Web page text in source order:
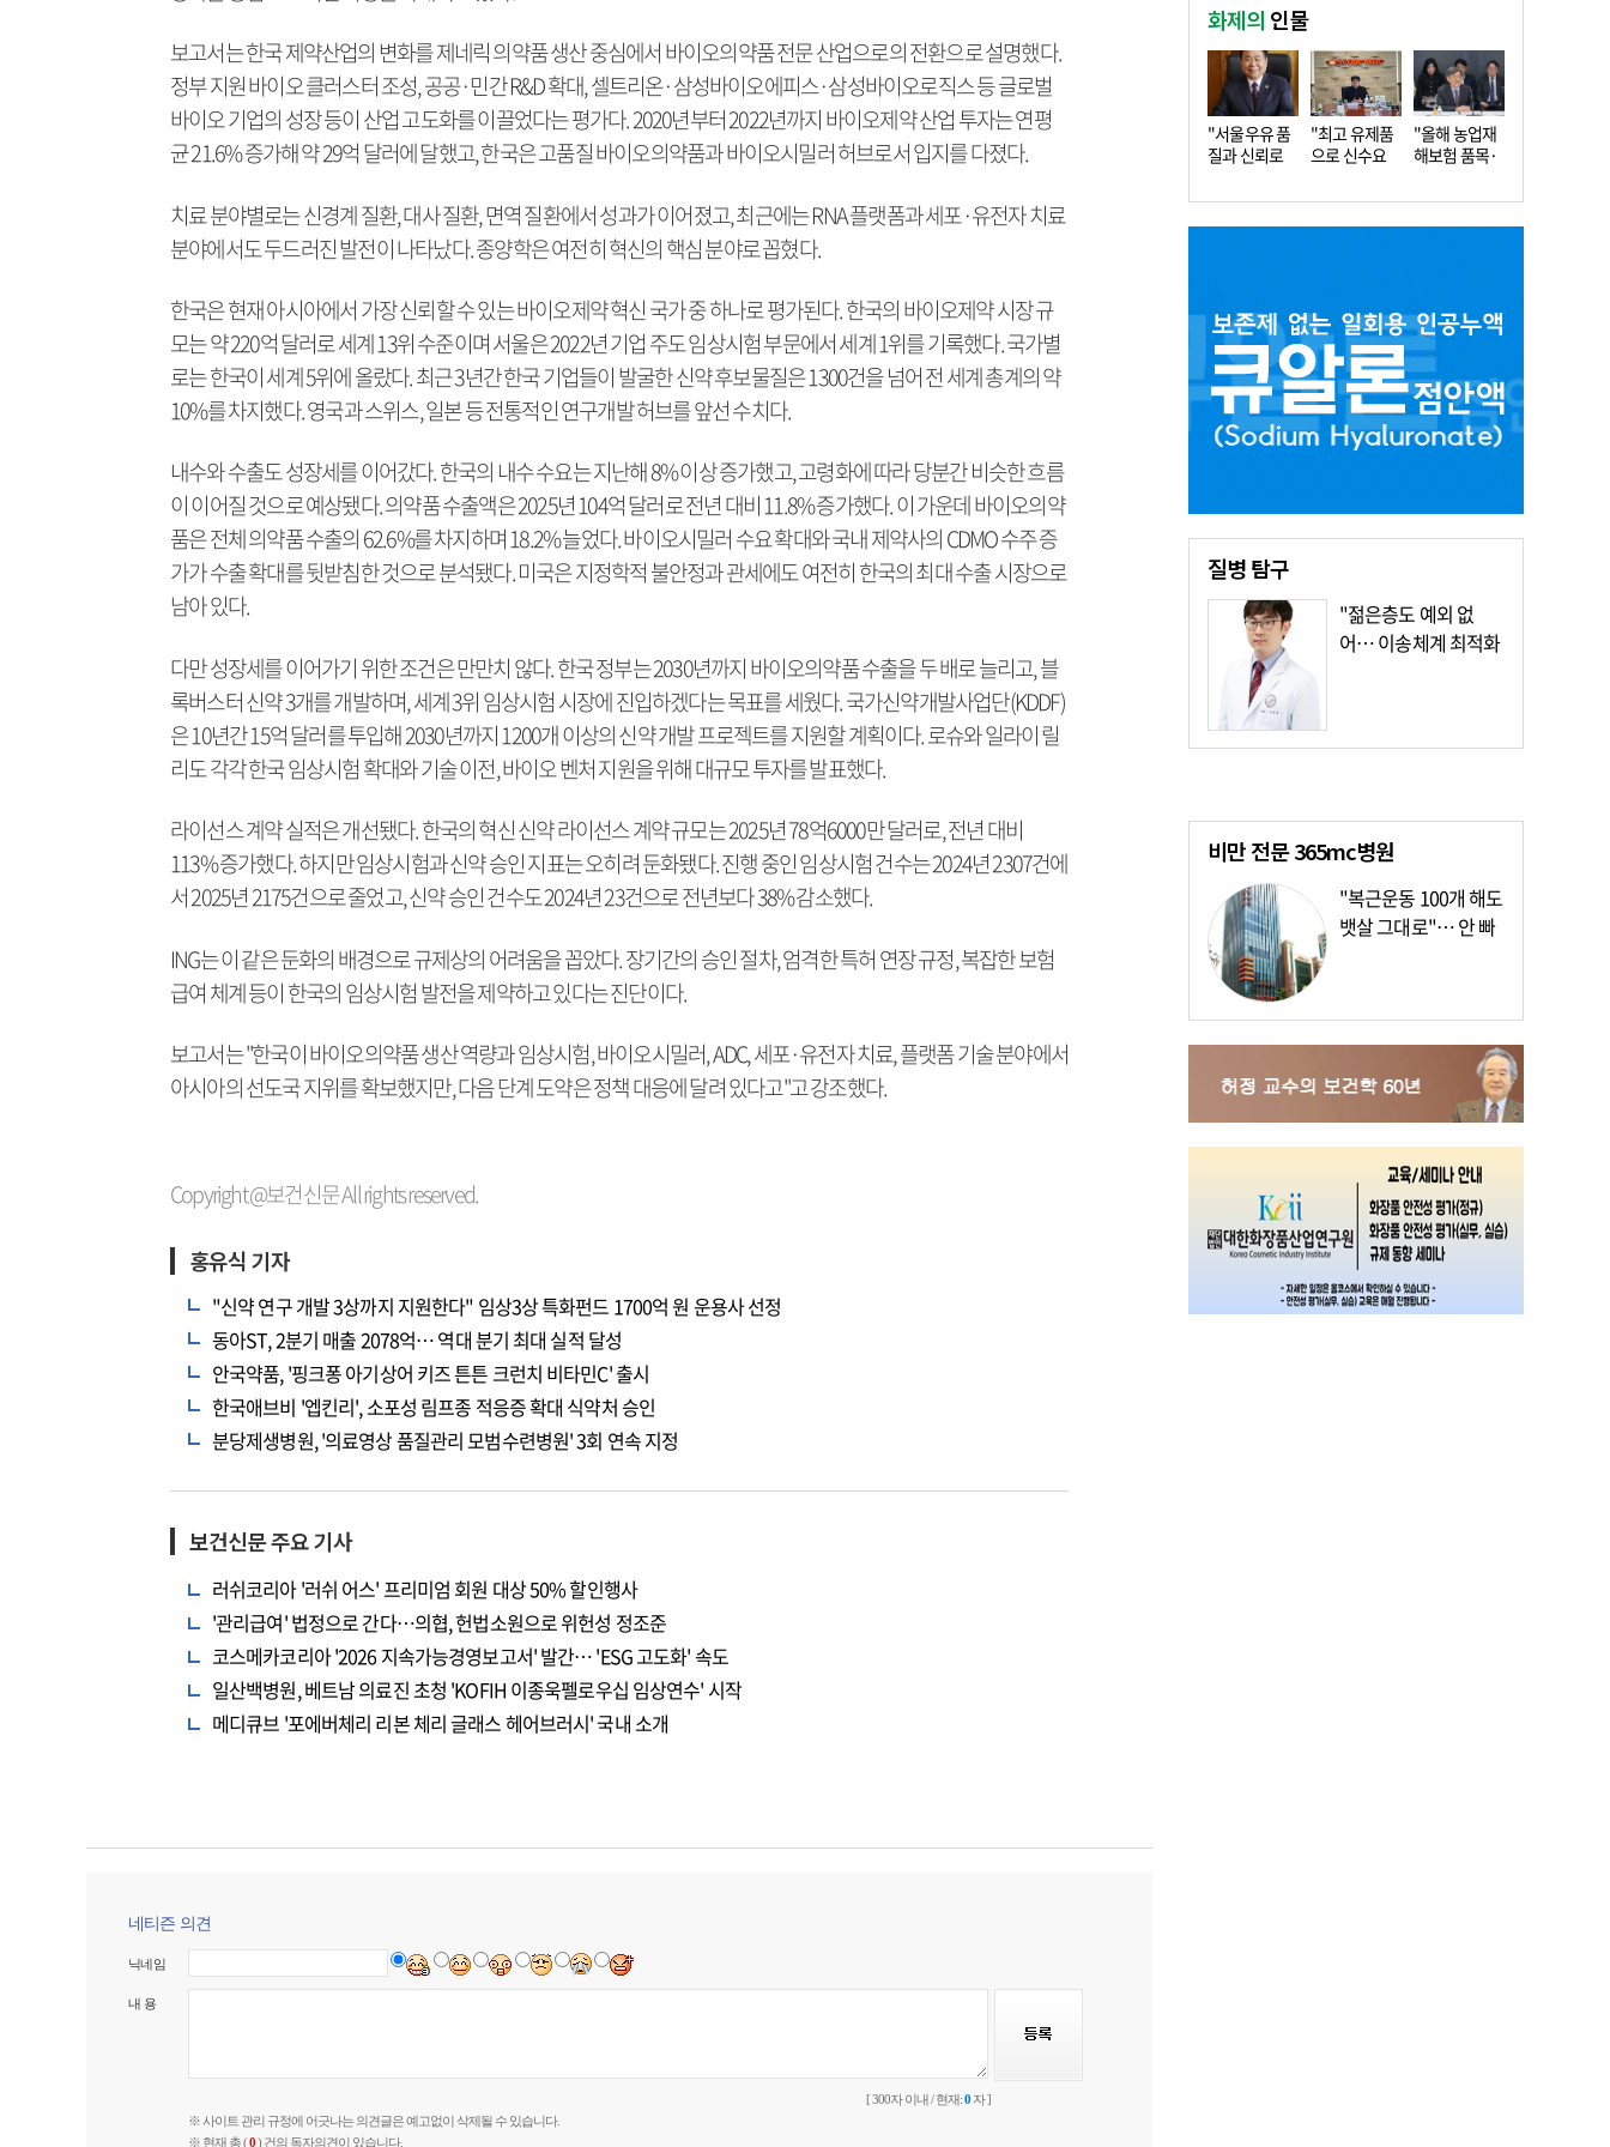
보고서는 한국 제약산업의 변화를 제네릭 의약품 생산 중심에서 바이오의약품 전문 산업으로의 전환으로 설명했다.
정부 지원 바이오 클러스터 조성, 공공·민간 R&D 확대, 셀트리온·삼성바이오에피스·삼성바이오로직스 등 글로벌
바이오 기업의 성장 등이 산업 고도화를 이끌었다는 평가다. 2020년부터 2022년까지 바이오제약 산업 투자는 연평
균 21.6% 증가해 약 29억 달러에 달했고, 한국은 고품질 바이오의약품과 바이오시밀러 허브로서 입지를 다졌다.
치료 분야별로는 신경계 질환, 대사 질환, 면역 질환에서 성과가 이어졌고, 최근에는 RNA 플랫폼과 세포·유전자 치료
분야에서도 두드러진 발전이 나타났다. 종양학은 여전히 혁신의 핵심 분야로 꼽혔다.
한국은 현재 아시아에서 가장 신뢰할 수 있는 바이오제약 혁신 국가 중 하나로 평가된다. 한국의 바이오제약 시장 규
모는 약 220억 달러로 세계 13위 수준이며 서울은 2022년 기업 주도 임상시험 부문에서 세계 1위를 기록했다. 국가별
로는 한국이 세계 5위에 올랐다. 최근 3년간 한국 기업들이 발굴한 신약 후보물질은 1300건을 넘어 전 세계 총계의 약
10%를 차지했다. 영국과 스위스, 일본 등 전통적인 연구개발 허브를 앞선 수치다.
내수와 수출도 성장세를 이어갔다. 한국의 내수 수요는 지난해 8% 이상 증가했고, 고령화에 따라 당분간 비슷한 흐름
이 이어질 것으로 예상됐다. 의약품 수출액은 2025년 104억 달러로 전년 대비 11.8% 증가했다. 이 가운데 바이오의약
품은 전체 의약품 수출의 62.6%를 차지하며 18.2% 늘었다. 바이오시밀러 수요 확대와 국내 제약사의 CDMO 수주 증
가가 수출 확대를 뒷받침한 것으로 분석됐다. 미국은 지정학적 불안정과 관세에도 여전히 한국의 최대 수출 시장으로
남아 있다.
다만 성장세를 이어가기 위한 조건은 만만치 않다. 한국 정부는 2030년까지 바이오의약품 수출을 두 배로 늘리고, 블
록버스터 신약 3개를 개발하며, 세계 3위 임상시험 시장에 진입하겠다는 목표를 세웠다. 국가신약개발사업단(KDDF)
은 10년간 15억 달러를 투입해 2030년까지 1200개 이상의 신약 개발 프로젝트를 지원할 계획이다. 로슈와 일라이 릴
리도 각각 한국 임상시험 확대와 기술 이전, 바이오 벤처 지원을 위해 대규모 투자를 발표했다.
라이선스 계약 실적은 개선됐다. 한국의 혁신 신약 라이선스 계약 규모는 2025년 78억6000만 달러로, 전년 대비
113% 증가했다. 하지만 임상시험과 신약 승인 지표는 오히려 둔화됐다. 진행 중인 임상시험 건수는 2024년 2307건에
서 2025년 2175건으로 줄었고, 신약 승인 건수도 2024년 23건으로 전년보다 38% 감소했다.
ING는 이 같은 둔화의 배경으로 규제상의 어려움을 꼽았다. 장기간의 승인 절차, 엄격한 특허 연장 규정, 복잡한 보험
급여 체계 등이 한국의 임상시험 발전을 제약하고 있다는 진단이다.
보고서는 "한국이 바이오의약품 생산 역량과 임상시험, 바이오시밀러, ADC, 세포·유전자 치료, 플랫폼 기술 분야에서
아시아의 선도국 지위를 확보했지만, 다음 단계 도약은 정책 대응에 달려 있다고"고 강조했다.
Copyright @보건신문 All rights reserved.
홍유식 기자
"신약 연구 개발 3상까지 지원한다" 임상3상 특화펀드 1700억 원 운용사 선정
동아ST, 2분기 매출 2078억… 역대 분기 최대 실적 달성
안국약품, '핑크퐁 아기상어 키즈 튼튼 크런치 비타민C' 출시
한국애브비 '엡킨리', 소포성 림프종 적응증 확대 식약처 승인
분당제생병원, '의료영상 품질관리 모범수련병원' 3회 연속 지정
보건신문 주요 기사
러쉬코리아 '러쉬 어스' 프리미엄 회원 대상 50% 할인행사
'관리급여' 법정으로 간다…의협, 헌법소원으로 위헌성 정조준
코스메카코리아 '2026 지속가능경영보고서' 발간… 'ESG 고도화' 속도
일산백병원, 베트남 의료진 초청 'KOFIH 이종욱펠로우십 임상연수' 시작
메디큐브 '포에버체리 리본 체리 글래스 헤어브러시' 국내 소개
네티즌 의견
닉네임
내 용
[ 300자 이내 / 현재:0 자 ]
※ 사이트 관리 규정에 어긋나는 의견글은 예고없이 삭제될 수 있습니다.
※ 현재 총 (0) 건의 독자의견이 있습니다.
화제의 인물
"서울우유 품
질과 신뢰로
"최고 유제품
으로 신수요
"올해 농업재
해보험 품목·
질병탐구
"젊은층도 예외 없
어… 이송체계 최적화
비만 전문365mc병원
"복근운동 100개 해도
뱃살 그대로"… 안 빠